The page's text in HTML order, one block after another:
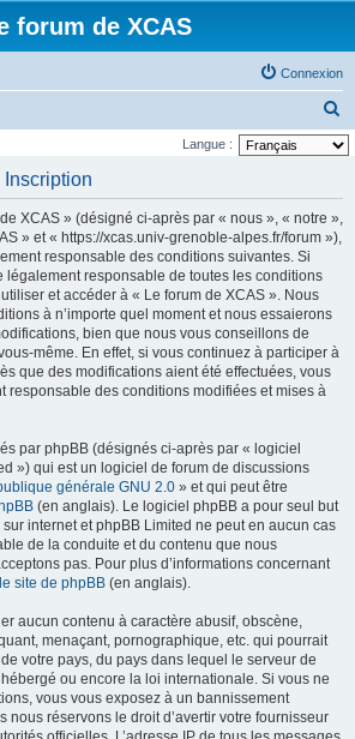
forum de XCAS
Connexion
e
e
Langue :
Inscription
XCAS » (désigné ci-après par « nous », « notre »,
» et « https://xcas.univ-grenoble-alpes.fr/forum »),
responsable des conditions suivantes. Si
légalement responsable de toutes les conditions
et accéder à « Le forum de XCAS ». Nous
à n’importe quel moment et nous essaierons
bien que nous vous conseillons de
même. En effet, si vous continuez à participer à
que des modifications aient été effectuées, vous
responsable des conditions modifiées et mises à
par phpBB (désignés ci-après par « logiciel
») qui est un logiciel de forum de discussions
générale GNU 2.0 » et qui peut être
(en anglais). Le logiciel phpBB a pour seul but
internet et phpBB Limited ne peut en aucun cas
de la conduite et du contenu que nous
pas. Pour plus d’informations concernant
le site de phpBB (en anglais).
aucun contenu à caractère abusif, obscène,
menaçant, pornographique, etc. qui pourrait
votre pays, du pays dans lequel le serveur de
ou encore la loi internationale. Si vous ne
vous vous exposez à un bannissement
nous réservons le droit d’avertir votre fournisseur